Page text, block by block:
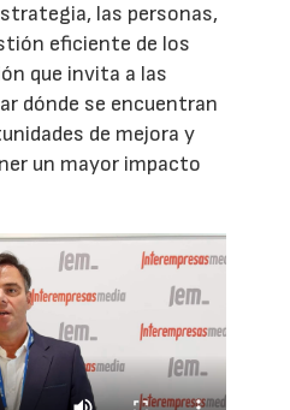
las personas,
eficiente de los
que invita a las
dónde se encuentran
de mejora y
un mayor impacto